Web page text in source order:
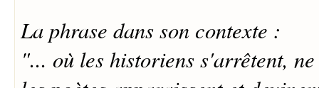
La phrase dans son contexte :
"... où les historiens s'arrêtent,